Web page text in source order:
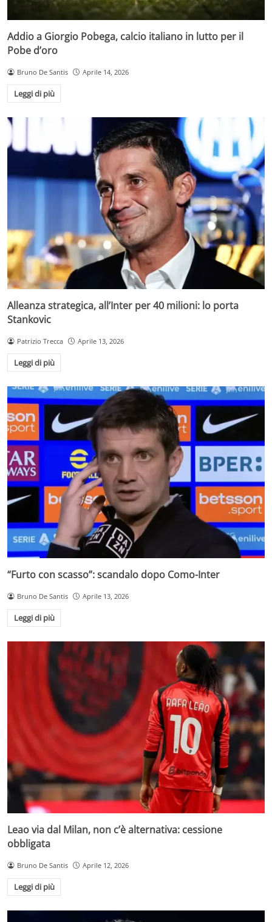
Addio a Giorgio Pobega, calcio italiano in lutto per il
Pobe d’oro
Bruno De Santis Aprile 14, 2026
Leggi di più
Alleanza strategica, all’Inter per 40 milioni: lo porta
Stankovic
Patrizio Trecca Aprile 13, 2026
Leggi di più
“Furto con scasso”: scandalo dopo Como-Inter
Bruno De Santis Aprile 13, 2026
Leggi di più
Leao via dal Milan, non c’è alternativa: cessione
obbligata
Bruno De Santis Aprile 12, 2026
Leggi di più